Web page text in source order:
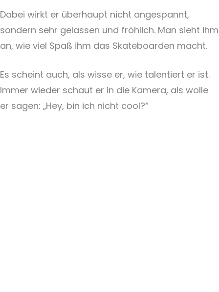
Dabei wirkt er überhaupt nicht angespannt,
sondern sehr gelassen und fröhlich. Man sieht ihm
an, wie viel Spaß ihm das Skateboarden macht.
Es scheint auch, als wisse er, wie talentiert er ist.
Immer wieder schaut er in die Kamera, als wolle
er sagen: „Hey, bin ich nicht cool?“